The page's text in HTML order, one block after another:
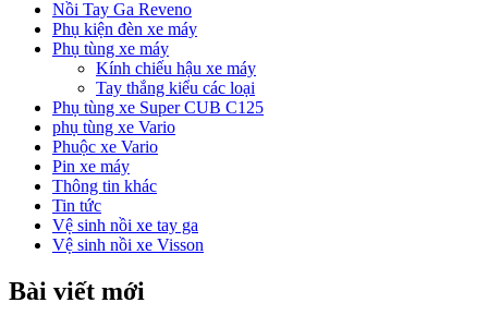
Nồi Tay Ga Reveno
Phụ kiện đèn xe máy
Phụ tùng xe máy
Kính chiếu hậu xe máy
Tay thắng kiểu các loại
Phụ tùng xe Super CUB C125
phụ tùng xe Vario
Phuộc xe Vario
Pin xe máy
Thông tin khác
Tin tức
Vệ sinh nồi xe tay ga
Vệ sinh nồi xe Visson
Bài viết mới